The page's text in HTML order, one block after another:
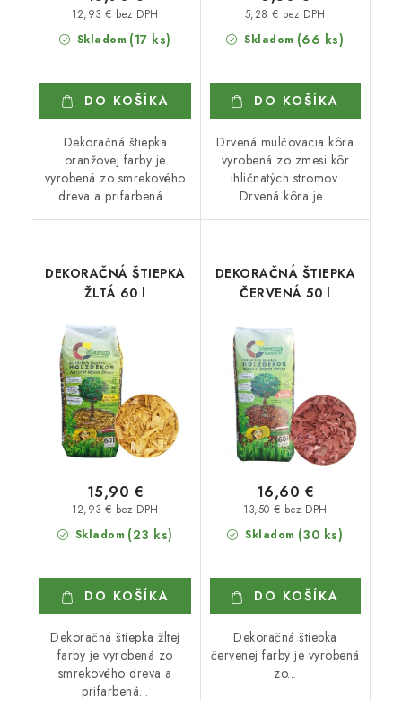
Skladom (17 ks)
12,93 € bez DPH
DO KOŠÍKA
Dekoračná štiepka
oranžovej farby je
vyrobená zo smrekového
dreva a prifarbená...
Skladom (66 ks)
5,28 € bez DPH
DO KOŠÍKA
Drvená mulčovacia kôra
vyrobená zo zmesi kôr
ihličnatých stromov.
Drvená kôra je...
DEKORAČNÁ ŠTIEPKA
ŽLTÁ 60 l
Skladom (23 ks)
12,93 € bez DPH
15,90 €
DO KOŠÍKA
Dekoračná štiepka žltej
farby je vyrobená zo
smrekového dreva a
prifarbená...
DEKORAČNÁ ŠTIEPKA
ČERVENÁ 50 l
Skladom (30 ks)
13,50 € bez DPH
16,60 €
DO KOŠÍKA
Dekoračná štiepka
červenej farby je vyrobená
zo...